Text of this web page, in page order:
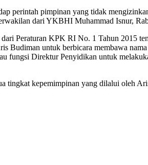
perintah pimpinan yang tidak
dari YKBHI Muhammad Isnur,
Peraturan KPK RI No. 1 Tahun 2015
Budiman untuk berbicara membawa
fungsi Direktur Penyidikan untuk
tingkat kepemimpinan yang dilalui oleh